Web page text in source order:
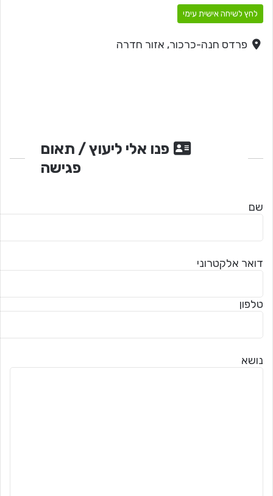
לחץ לשיחה אישית עימי
פרדס חנה-כרכור, אזור חדרה
פנו אלי ליעוץ / תאום
פגישה
שם
דואר אלקטרוני
טלפון
נושא